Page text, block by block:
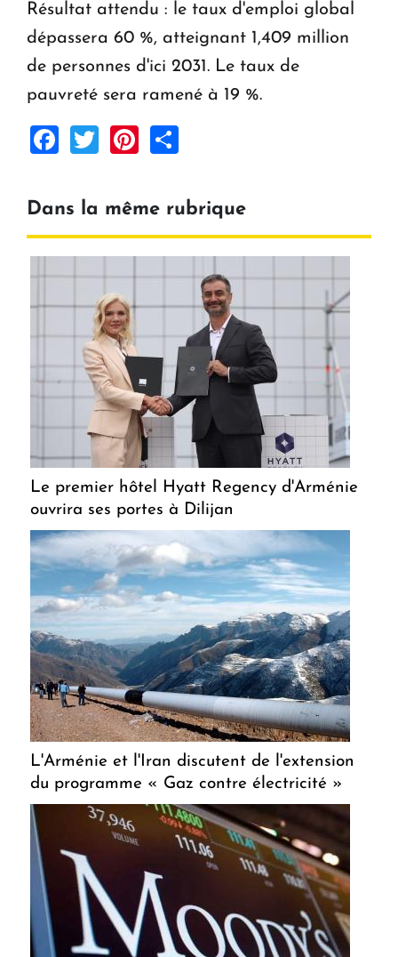
Résultat attendu : le taux d'emploi global
dépassera 60 %, atteignant 1,409 million
de personnes d'ici 2031. Le taux de
pauvreté sera ramené à 19 %.
Facebook
TwitterPinterest
Dans la même rubrique
Le premier hôtel Hyatt Regency d'Arménie
ouvrira ses portes à Dilijan
L'Arménie et l'Iran discutent de l'extension
du programme « Gaz contre électricité »